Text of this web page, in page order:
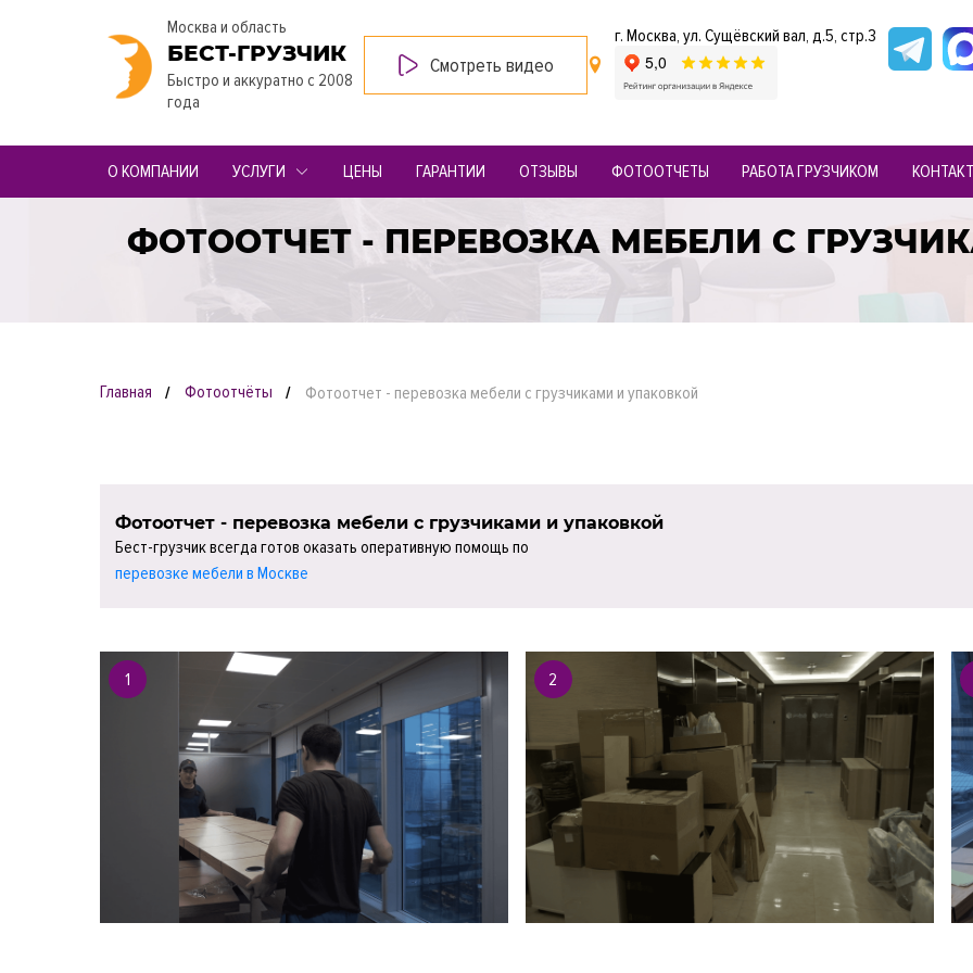
Москва и область
БЕСТ-ГРУЗЧИК
Быстро и аккуратно с 2008
года
Смотреть видео
г. Москва, ул. Сущёвский вал, д.5, стр.3
О КОМПАНИИ УСЛУГИ ЦЕНЫ ГАРАНТИИ ОТЗЫВЫ ФОТООТЧЕТЫ РАБОТА ГРУЗЧИКОМ
ФОТООТЧЕТ - ПЕРЕВОЗКА МЕБЕЛИ С
Главная Фотоотчёты Фотоотчет - перевозка мебели с грузчиками и упаковкой
Фотоотчет - перевозка мебели с грузчиками и упаковкой
Бест-грузчик всегда готов оказать оперативную помощь по
перевозке мебели в Москве
1 2